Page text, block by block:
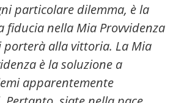
particolare dilemma, è la
fiducia nella Mia Provvidenza
porterà alla vittoria. La Mia
è la soluzione a
apparentemente